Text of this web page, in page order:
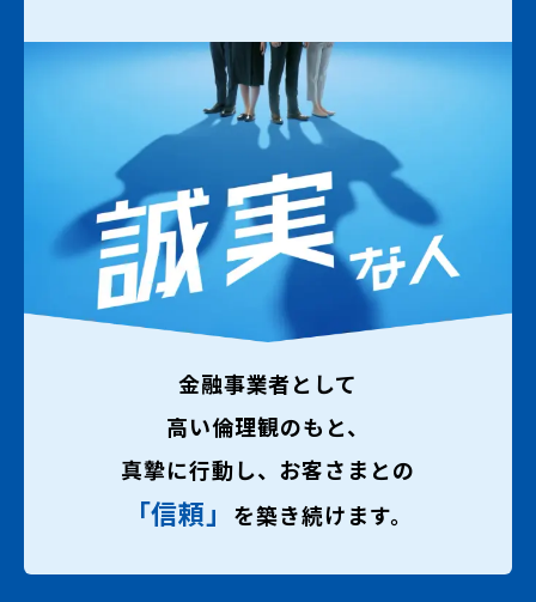
金融事業者として
高い倫理観のもと、
真摯に行動し、お客さまとの
「信頼」 を築き続けます。